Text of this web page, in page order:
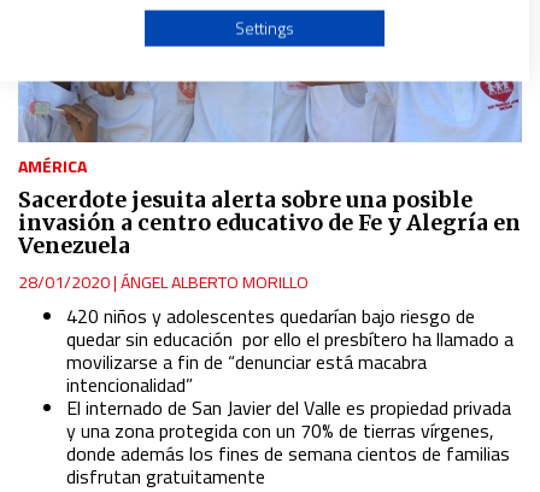
AMÉRICA
Sacerdote jesuita alerta sobre una posible
invasión a centro educativo de Fe y Alegría en
Venezuela
28/01/2020|ÁNGEL ALBERTO MORILLO
420 niños y adolescentes quedarían bajo riesgo de
quedar sin educación por ello el presbítero ha llamado a
movilizarse a fin de “denunciar está macabra
intencionalidad”
El internado de San Javier del Valle es propiedad privada
y una zona protegida con un 70% de tierras vírgenes,
donde además los fines de semana cientos de familias
disfrutan gratuitamente
Use profiles to select personalised advertising
Create profiles to personalise content
Use profiles to select personalised content
Measure advertising performance
Measure content performance
Understand audiences through statistics or combinations
of data from different sources
Develop and improve services
Settings